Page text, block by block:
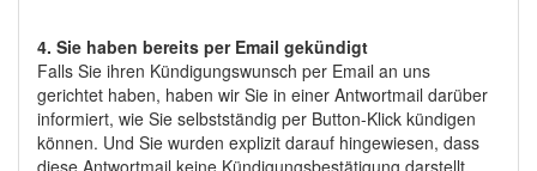
4. Sie haben bereits per Email gekündigt
Falls Sie ihren Kündigungswunsch per Email an uns
gerichtet haben, haben wir Sie in einer Antwortmail darüber
informiert, wie Sie selbstständig per Button-Klick kündigen
können. Und Sie wurden explizit darauf hingewiesen, dass
diese Antwortmail keine Kündigungsbestätigung darstellt.